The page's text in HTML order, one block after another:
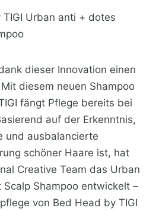
Urban anti + dotes
dieser Innovation einen
diesem neuen Shampoo
fängt Pflege bereits bei
auf der Erkenntnis,
und ausbalancierte
schöner Haare ist, hat
Creative Team das Urban
Shampoo entwickelt –
von Bed Head by TIGI